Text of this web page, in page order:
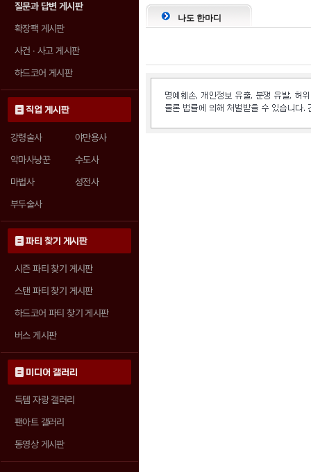
질문과 답변 게시판
확장팩 게시판
사건 · 사고 게시판
하드코어 게시판
직업 게시판
강령술사
야만용사
악마사냥꾼
수도사
마법사
성전사
부두술사
파티 찾기 게시판
시즌 파티 찾기 게시판
스탠 파티 찾기 게시판
하드코어 파티 찾기 게시판
버스 게시판
미디어 갤러리
득템 자랑 갤러리
팬아트 갤러리
동영상 게시판
나도 한마디